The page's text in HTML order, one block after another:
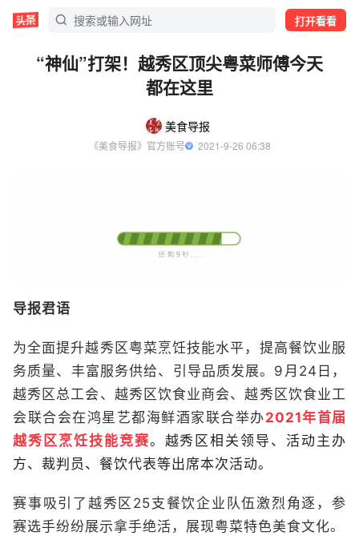
打开看看
“神仙”打架！越秀区顶尖粤菜师傅今天
都在这里
美食导报
《美食导报》官方账号
  2021-9-26 06:38
导报君语
为全面提升越秀区粤菜烹饪技能水平，提高餐饮业服
务质量、丰富服务供给、引导品质发展。9月24日，
越秀区总工会、越秀区饮食业商会、越秀区饮食业工
会联合会在鸿星艺都海鲜酒家联合举办2021年首届
越秀区烹饪技能竞赛。越秀区相关领导、活动主办
方、裁判员、餐饮代表等出席本次活动。
赛事吸引了越秀区25支餐饮企业队伍激烈角逐，参
赛选手纷纷展示拿手绝活，展现粤菜特色美食文化。